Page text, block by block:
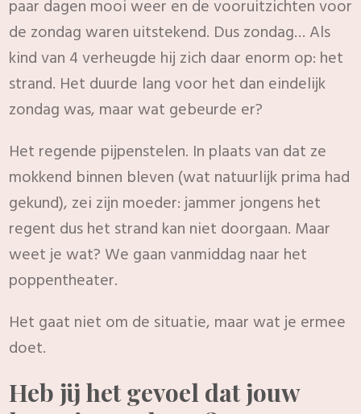
paar dagen mooi weer en de vooruitzichten voor
de zondag waren uitstekend. Dus zondag… Als
kind van 4 verheugde hij zich daar enorm op: het
strand. Het duurde lang voor het dan eindelijk
zondag was, maar wat gebeurde er?
Het regende pijpenstelen. In plaats van dat ze
mokkend binnen bleven (wat natuurlijk prima had
gekund), zei zijn moeder: jammer jongens het
regent dus het strand kan niet doorgaan. Maar
weet je wat? We gaan vanmiddag naar het
poppentheater.
Het gaat niet om de situatie, maar wat je ermee
doet.
Heb jij het gevoel dat jouw